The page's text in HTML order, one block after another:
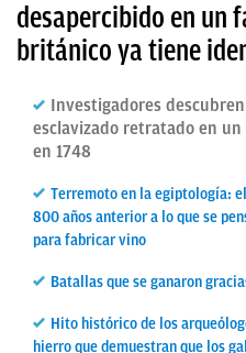
desapercibido en un
británico ya tiene
Investigadores
esclavizado retratado en
en 1748
Terremoto en la egiptología:
800 años anterior a lo que se
para fabricar vino
Batallas que se ganaron
Hito histórico de los
hierro que demuestran que los